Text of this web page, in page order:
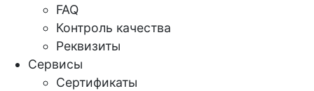
FAQ
Контроль качества
Реквизиты
Сервисы
Сертификаты